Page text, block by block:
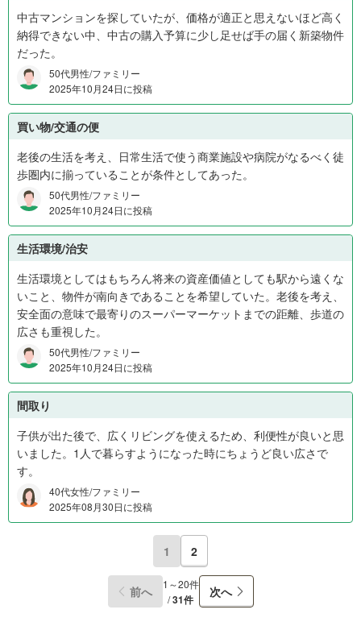
中古マンションを探していたが、価格が適正と思えないほど高く
納得できない中、中古の購入予算に少し足せば手の届く新築物件
だった。
50代男性/ファミリー
2025年10月24日に投稿
買い物/交通の便
老後の生活を考え、日常生活で使う商業施設や病院がなるべく徒
歩圏内に揃っていることが条件としてあった。
50代男性/ファミリー
2025年10月24日に投稿
生活環境/治安
生活環境としてはもちろん将来の資産価値としても駅から遠くな
いこと、物件が南向きであることを希望していた。老後を考え、
安全面の意味で最寄りのスーパーマーケットまでの距離、歩道の
広さも重視した。
50代男性/ファミリー
2025年10月24日に投稿
間取り
子供が出た後で、広くリビングを使えるため、利便性が良いと思
いました。1人で暮らすようになった時にちょうど良い広さで
す。
40代女性/ファミリー
2025年08月30日に投稿
1 2
前へ
1～20件
/31件 次へ